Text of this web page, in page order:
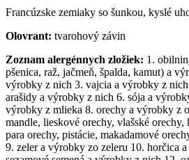
Francúzske zemiaky so šunkou, kyslé
Olovrant: tvarohový závin
Zoznam alergénnych zložiek: 1.
pšenica, raž, jačmeň, špalda, kamut) a
výrobky z nich 3. vajcia a výrobky z
arašidy a výrobky z nich 6. sója a
výrobky z mlieka 8. orechy a výrobky z
mandle, lieskové orechy, vlašské orechy,
para orechy, pistácie, makadamové
9. zeler a výrobky zo zeleru 10. horčica